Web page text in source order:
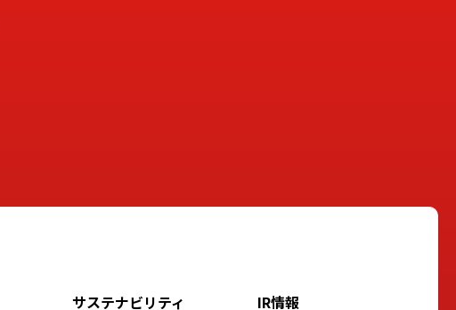
サステナビリティ IR情報